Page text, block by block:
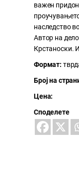
важен
наследство
Автор на
Крстаноски.
Формат:
Број на
Цена:
Споделете